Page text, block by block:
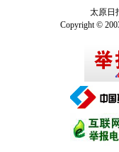
太原日
Copyright ©